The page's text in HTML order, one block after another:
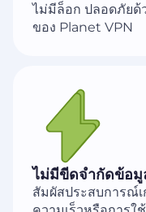
ไม่มีล็อก ปลอดภัยด้
ของ Planet VPN
ไม่มีขีดจำกัดข้อมู
สัมผัสประสบการณ์